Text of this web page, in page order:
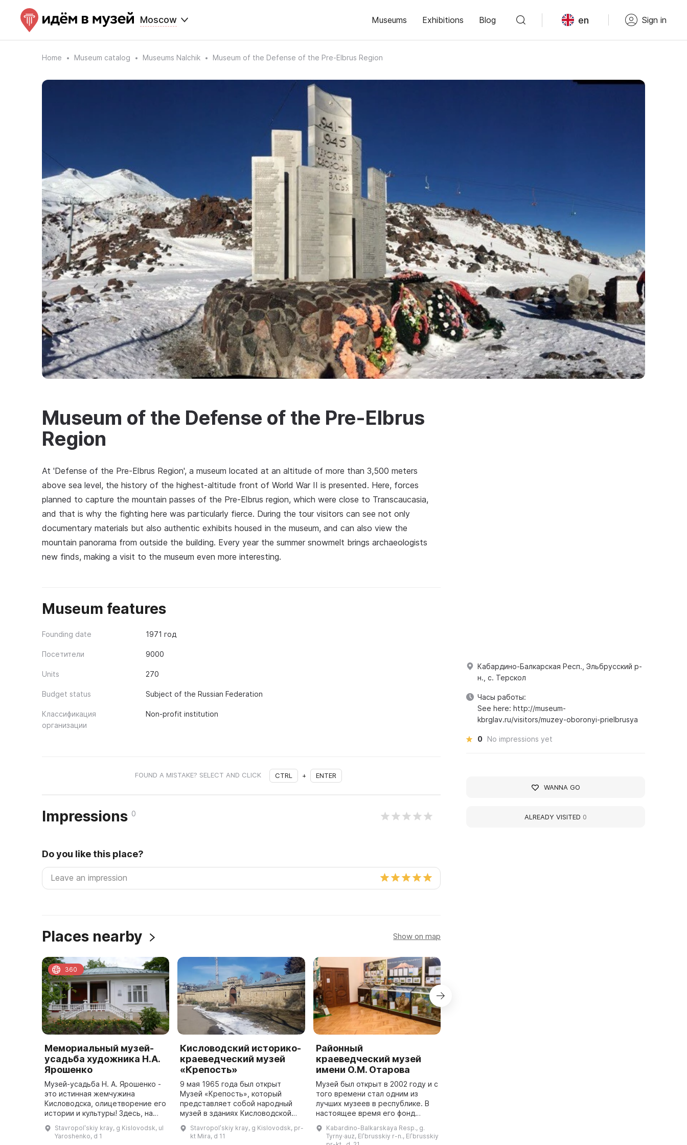
Moscow Museums Exhibitions Blog en Sign in
Home Museum catalog Museums Nalchik Museum of the Defense of the Pre-Elbrus Region
Museum of the Defense of the Pre-Elbrus
Region
At 'Defense of the Pre-Elbrus Region', a museum located at an altitude of more than 3,500 meters
above sea level, the history of the highest-altitude front of World War II is presented. Here, forces
planned to capture the mountain passes of the Pre-Elbrus region, which were close to Transcaucasia,
and that is why the fighting here was particularly fierce. During the tour visitors can see not only
documentary materials but also authentic exhibits housed in the museum, and can also view the
mountain panorama from outside the building. Every year the summer snowmelt brings archaeologists
new finds, making a visit to the museum even more interesting.
Museum features
Founding date 1971 год
Посетители 9000
Units 270
Budget status Subject of the Russian Federation
Классификация
организации
Non-profit institution
FOUND A MISTAKE? SELECT AND CLICK CTRL + ENTER
Impressions 0
Do you like this place?
Places nearby Show on map
Мемориальный музей-
усадьба художника Н.А.
Ярошенко
Музей-усадьба Н. А. Ярошенко -
это истинная жемчужина
Кисловодска, олицетворение его
истории и культуры! Здесь, на
принадлежавшей семье Николая
Ярошенко с 1885 по 1915 годы,
Stavropolʹskiy kray, g Kislovodsk, ul
Yaroshenko, d 1
360
Кисловодский историко-
краеведческий музей
«Крепость»
9 мая 1965 года был открыт
Музей «Крепость», который
представляет собой народный
музей в зданиях Кисловодской
архитектуры федерального
значения. Тут пребывали
Stavropolʹskiy kray, g Kislovodsk, pr-
kt Mira, d 11
Районный
краеведческий музей
имени О.М. Отарова
Музей был открыт в 2002 году и с
того времени стал одним из
лучших музеев в республике. В
настоящее время его фонд
экспонатов, каждый из которых
имеет историческую и этнограф
Kabardino-Balkarskaya Resp., g.
Tyrny·auz, Elʹbrusskiy r-n., Elʹbrusskiy
Кабардино-Балкарская Респ., Эльбрусский р-
н., с. Терскол
Часы работы:
See here: http://museum-
kbrglav.ru/visitors/muzey-oboronyi-prielbrusya
0 No impressions yet
WANNA GO
ALREADY VISITED 0